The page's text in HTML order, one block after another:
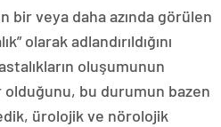
bir veya daha azında görülen
olarak adlandırıldığını
oluşumunun
bu durumun bazen
ürolojik ve nörolojik